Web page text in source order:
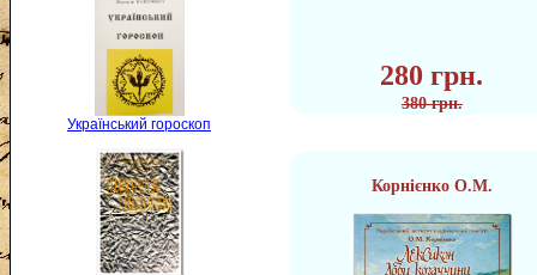
Український гороскоп
280 грн.
380 грн.
Корнієнко О.М.